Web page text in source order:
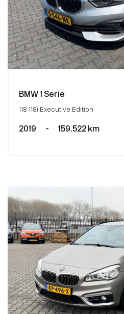
BMW 1 Serie
118 118i Executive Edition
2019 - 159.522 km